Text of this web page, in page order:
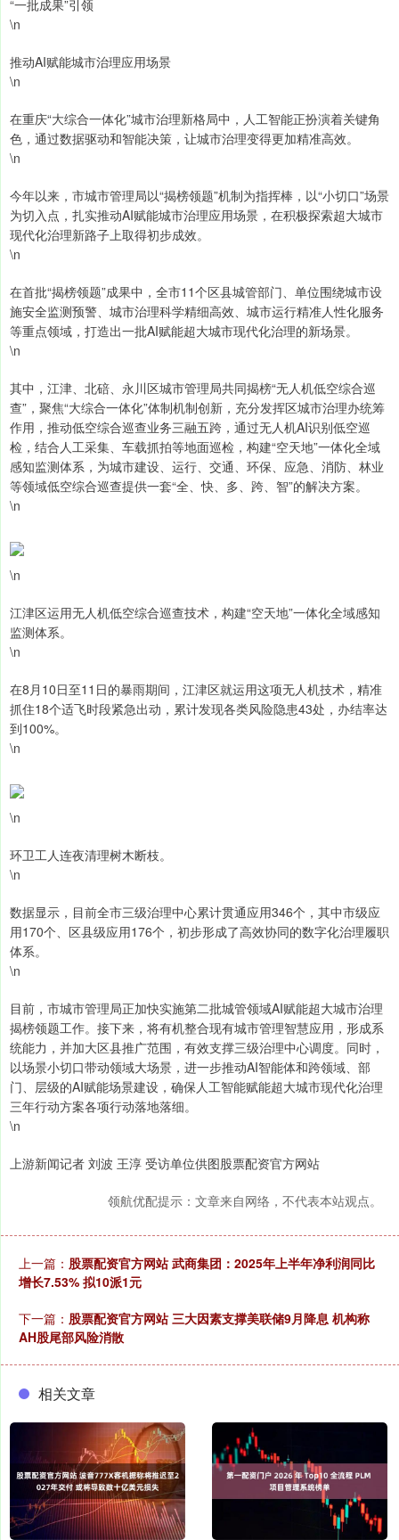
“一批成果”引领
\n
推动AI赋能城市治理应用场景
\n
在重庆“大综合一体化”城市治理新格局中，人工智能正扮演着关键角
色，通过数据驱动和智能决策，让城市治理变得更加精准高效。
\n
今年以来，市城市管理局以“揭榜领题”机制为指挥棒，以“小切口”场景
为切入点，扎实推动AI赋能城市治理应用场景，在积极探索超大城市
现代化治理新路子上取得初步成效。
\n
在首批“揭榜领题”成果中，全市11个区县城管部门、单位围绕城市设
施安全监测预警、城市治理科学精细高效、城市运行精准人性化服务
等重点领域，打造出一批AI赋能超大城市现代化治理的新场景。
\n
其中，江津、北碚、永川区城市管理局共同揭榜“无人机低空综合巡
查”，聚焦“大综合一体化”体制机制创新，充分发挥区城市治理办统筹
作用，推动低空综合巡查业务三融五跨，通过无人机AI识别低空巡
检，结合人工采集、车载抓拍等地面巡检，构建“空天地”一体化全域
感知监测体系，为城市建设、运行、交通、环保、应急、消防、林业
等领域低空综合巡查提供一套“全、快、多、跨、智”的解决方案。
\n
\n
江津区运用无人机低空综合巡查技术，构建“空天地”一体化全域感知
监测体系。
\n
在8月10日至11日的暴雨期间，江津区就运用这项无人机技术，精准
抓住18个适飞时段紧急出动，累计发现各类风险隐患43处，办结率达
到100%。
\n
\n
环卫工人连夜清理树木断枝。
\n
数据显示，目前全市三级治理中心累计贯通应用346个，其中市级应
用170个、区县级应用176个，初步形成了高效协同的数字化治理履职
体系。
\n
目前，市城市管理局正加快实施第二批城管领域AI赋能超大城市治理
揭榜领题工作。接下来，将有机整合现有城市管理智慧应用，形成系
统能力，并加大区县推广范围，有效支撑三级治理中心调度。同时，
以场景小切口带动领域大场景，进一步推动AI智能体和跨领域、部
门、层级的AI赋能场景建设，确保人工智能赋能超大城市现代化治理
三年行动方案各项行动落地落细。
\n
上游新闻记者 刘波 王淳 受访单位供图股票配资官方网站
领航优配提示：文章来自网络，不代表本站观点。
上一篇： 股票配资官方网站 武商集团：2025年上半年净利润同比
增长7.53% 拟10派1元
下一篇： 股票配资官方网站 三大因素支撑美联储9月降息 机构称
AH股尾部风险消散
相关文章